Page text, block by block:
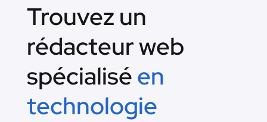
Trouvez un
rédacteur web
spécialiséen
technologie